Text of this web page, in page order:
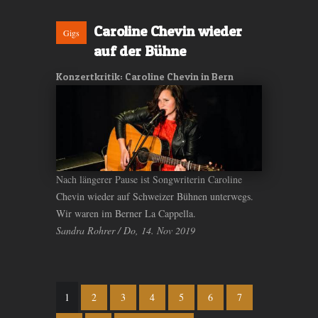
Gigs
Caroline Chevin wieder
auf der Bühne
Konzertkritik: Caroline Chevin in Bern
Nach längerer Pause ist Songwriterin Caroline
Chevin wieder auf Schweizer Bühnen unterwegs.
Wir waren im Berner La Cappella.
Sandra Rohrer / Do, 14. Nov 2019
Seiten
1 2 3 4 5 6 7